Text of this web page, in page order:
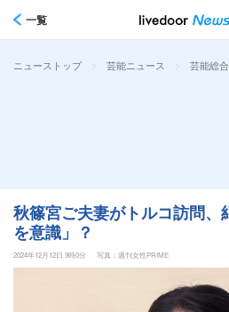
一覧
ニューストップ > 芸能ニュース > 芸能総
秋篠宮ご夫妻がトルコ訪問、
を意識」？
2024年12月12日 9時0分 写真：週刊女性PRIME